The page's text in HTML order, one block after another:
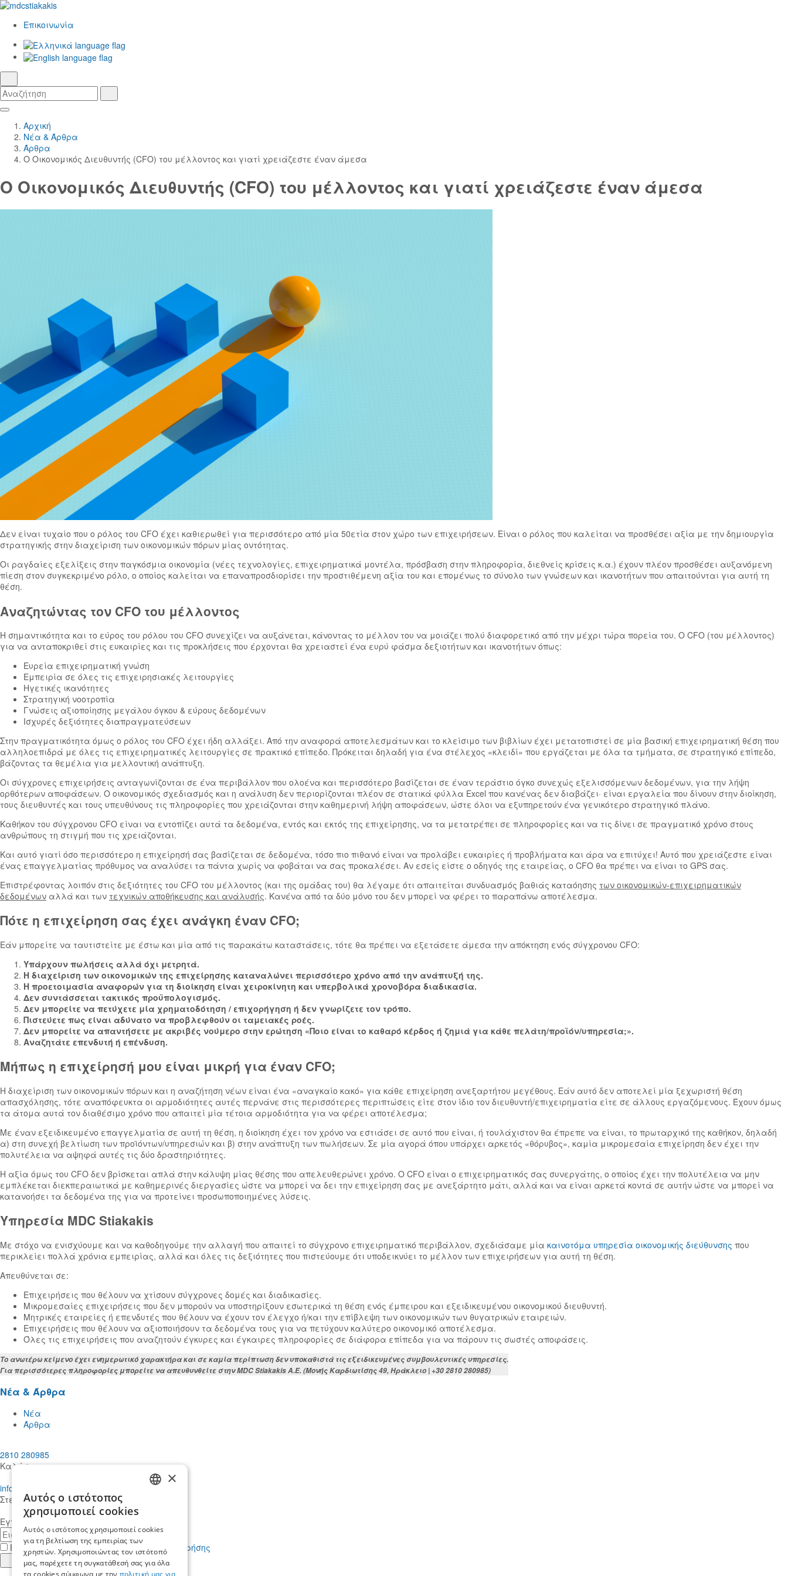
Επικοινωνία
Αναζήτηση
Skip
Main
Content
Κεντρική
Πλοήγηση
Αρχική
Νέα & Άρθρα
Άρθρα
Ο Οικονομικός Διευθυντής (CFO) του μέλλοντος και γιατί χρειάζεστε έναν άμεσα
Ο Οικονομικός Διευθυντής (CFO) του μέλλοντος και γιατί χρειάζεστε έναν άμεσα
Δεν είναι τυχαίο που ο ρόλος του CFO έχει καθιερωθεί για περισσότερο από μία 50ετία στον χώρο των επιχειρήσεων. Είναι ο ρόλος που καλείται να προσθέσει αξία με την δημιουργία
στρατηγικής στην διαχείριση των οικονομικών πόρων μίας οντότητας.
Οι ραγδαίες εξελίξεις στην παγκόσμια οικονομία (νέες τεχνολογίες, επιχειρηματικά μοντέλα, πρόσβαση στην πληροφορία, διεθνείς κρίσεις κ.α.) έχουν πλέον προσθέσει αυξανόμενη
πίεση στον συγκεκριμένο ρόλο, ο οποίος καλείται να επαναπροσδιορίσει την προστιθέμενη αξία του και επομένως το σύνολο των γνώσεων και ικανοτήτων που απαιτούνται για αυτή τη
θέση.
Αναζητώντας τον CFO του μέλλοντος
Η σημαντικότητα και το εύρος του ρόλου του CFO συνεχίζει να αυξάνεται, κάνοντας το μέλλον του να μοιάζει πολύ διαφορετικό από την μέχρι τώρα πορεία του. Ο CFO (του μέλλοντος)
για να ανταποκριθεί στις ευκαιρίες και τις προκλήσεις που έρχονται θα χρειαστεί ένα ευρύ φάσμα δεξιοτήτων και ικανοτήτων όπως:
Ευρεία επιχειρηματική γνώση
Εμπειρία σε όλες τις επιχειρησιακές λειτουργίες
Ηγετικές ικανότητες
Στρατηγική νοοτροπία
Γνώσεις αξιοποίησης μεγάλου όγκου & εύρους δεδομένων
Ισχυρές δεξιότητες διαπραγματεύσεων
Στην πραγματικότητα όμως ο ρόλος του CFO έχει ήδη αλλάξει. Από την αναφορά αποτελεσμάτων και το κλείσιμο των βιβλίων έχει μετατοπιστεί σε μία βασική επιχειρηματική θέση που
αλληλοεπιδρά με όλες τις επιχειρηματικές λειτουργίες σε πρακτικό επίπεδο. Πρόκειται δηλαδή για ένα στέλεχος «κλειδί» που εργάζεται με όλα τα τμήματα, σε στρατηγικό επίπεδο,
βάζοντας τα θεμέλια για μελλοντική ανάπτυξη.
Οι σύγχρονες επιχειρήσεις ανταγωνίζονται σε ένα περιβάλλον που ολοένα και περισσότερο βασίζεται σε έναν τεράστιο όγκο συνεχώς εξελισσόμενων δεδομένων, για την λήψη
ορθότερων αποφάσεων. Ο οικονομικός σχεδιασμός και η ανάλυση δεν περιορίζονται πλέον σε στατικά φύλλα Excel που κανένας δεν διαβάζει· είναι εργαλεία που δίνουν στην διοίκηση,
τους διευθυντές και τους υπευθύνους τις πληροφορίες που χρειάζονται στην καθημερινή λήψη αποφάσεων, ώστε όλοι να εξυπηρετούν ένα γενικότερο στρατηγικό πλάνο.
Καθήκον του σύγχρονου CFO είναι να εντοπίζει αυτά τα δεδομένα, εντός και εκτός της επιχείρησης, να τα μετατρέπει σε πληροφορίες και να τις δίνει σε πραγματικό χρόνο στους
ανθρώπους τη στιγμή που τις χρειάζονται.
Και αυτό γιατί όσο περισσότερο η επιχείρησή σας βασίζεται σε δεδομένα, τόσο πιο πιθανό είναι να προλάβει ευκαιρίες ή προβλήματα και άρα να επιτύχει! Αυτό που χρειάζεστε είναι
ένας επαγγελματίας πρόθυμος να αναλύσει τα πάντα χωρίς να φοβάται να σας προκαλέσει. Αν εσείς είστε ο οδηγός της εταιρείας, ο CFO θα πρέπει να είναι το GPS σας.
Επιστρέφοντας λοιπόν στις δεξιότητες του CFO του μέλλοντος (και της ομάδας του) θα λέγαμε ότι απαιτείται συνδυασμός βαθιάς καταόησης των οικονομικών-επιχειρηματικών
δεδομένων αλλά και των τεχνικών αποθήκευσης και ανάλυσής. Κανένα από τα δύο μόνο του δεν μπορεί να φέρει το παραπάνω αποτέλεσμα.
Πότε η επιχείρηση σας έχει ανάγκη έναν CFO;
Εάν μπορείτε να ταυτιστείτε με έστω και μία από τις παρακάτω καταστάσεις, τότε θα πρέπει να εξετάσετε άμεσα την απόκτηση ενός σύγχρονου CFO:
Υπάρχουν πωλήσεις αλλά όχι μετρητά.
Η διαχείριση των οικονομικών της επιχείρησης καταναλώνει περισσότερο χρόνο από την ανάπτυξή της.
Η προετοιμασία αναφορών για τη διοίκηση είναι χειροκίνητη και υπερβολικά χρονοβόρα διαδικασία.
Δεν συντάσσεται τακτικός προϋπολογισμός.
Δεν μπορείτε να πετύχετε μία χρηματοδότηση / επιχορήγηση ή δεν γνωρίζετε τον τρόπο.
Πιστεύετε πως είναι αδύνατο να προβλεφθούν οι ταμειακές ροές.
Δεν μπορείτε να απαντήσετε με ακριβές νούμερο στην ερώτηση «Ποιο είναι το καθαρό κέρδος ή ζημιά για κάθε πελάτη/προϊόν/υπηρεσία;».
Αναζητάτε επενδυτή ή επένδυση.
Μήπως η επιχείρησή μου είναι μικρή για έναν CFO;
Η διαχείριση των οικονομικών πόρων και η αναζήτηση νέων είναι ένα «αναγκαίο κακό» για κάθε επιχείρηση ανεξαρτήτου μεγέθους. Εάν αυτό δεν αποτελεί μία ξεχωριστή θέση
απασχόλησης, τότε αναπόφευκτα οι αρμοδιότητες αυτές περνάνε στις περισσότερες περιπτώσεις είτε στον ίδιο τον διευθυντή/επιχειρηματία είτε σε άλλους εργαζόμενους. Έχουν όμως
τα άτομα αυτά τον διαθέσιμο χρόνο που απαιτεί μία τέτοια αρμοδιότητα για να φέρει αποτέλεσμα;
Με έναν εξειδικευμένο επαγγελματία σε αυτή τη θέση, η διοίκηση έχει τον χρόνο να εστιάσει σε αυτό που είναι, ή τουλάχιστον θα έπρεπε να είναι, το πρωταρχικό της καθήκον, δηλαδή
α) στη συνεχή βελτίωση των προϊόντων/υπηρεσιών και β) στην ανάπτυξη των πωλήσεων. Σε μία αγορά όπου υπάρχει αρκετός «θόρυβος», καμία μικρομεσαία επιχείρηση δεν έχει την
πολυτέλεια να αψηφά αυτές τις δύο δραστηριότητες.
Η αξία όμως του CFO δεν βρίσκεται απλά στην κάλυψη μίας θέσης που απελευθερώνει χρόνο. Ο CFO είναι ο επιχειρηματικός σας συνεργάτης, ο οποίος έχει την πολυτέλεια να μην
εμπλέκεται διεκπεραιωτικά με καθημερινές διεργασίες ώστε να μπορεί να δει την επιχείρηση σας με ανεξάρτητο μάτι, αλλά και να είναι αρκετά κοντά σε αυτήν ώστε να μπορεί να
κατανοήσει τα δεδομένα της για να προτείνει προσωποποιημένες λύσεις.
Υπηρεσία MDC Stiakakis
Με στόχο να ενισχύουμε και να καθοδηγούμε την αλλαγή που απαιτεί το σύγχρονο επιχειρηματικό περιβάλλον, σχεδιάσαμε μία καινοτόμα υπηρεσία οικονομικής διεύθυνσης που
περικλείει πολλά χρόνια εμπειρίας, αλλά και όλες τις δεξιότητες που πιστεύουμε ότι υποδεικνύει το μέλλον των επιχειρήσεων για αυτή τη θέση.
Απευθύνεται σε:
Επιχειρήσεις που θέλουν να χτίσουν σύγχρονες δομές και διαδικασίες.
Μικρομεσαίες επιχειρήσεις που δεν μπορούν να υποστηρίξουν εσωτερικά τη θέση ενός έμπειρου και εξειδικευμένου οικονομικού διευθυντή.
Μητρικές εταιρείες ή επενδυτές που θέλουν να έχουν τον έλεγχο ή/και την επίβλεψη των οικονομικών των θυγατρικών εταιρειών.
Επιχειρήσεις που θέλουν να αξιοποιήσουν τα δεδομένα τους για να πετύχουν καλύτερο οικονομικό αποτέλεσμα.
Όλες τις επιχειρήσεις που αναζητούν έγκυρες και έγκαιρες πληροφορίες σε διάφορα επίπεδα για να πάρουν τις σωστές αποφάσεις.
Το ανωτέρω κείμενο έχει ενημερωτικό χαρακτήρα και σε καμία περίπτωση δεν υποκαθιστά τις εξειδικευμένες συμβουλευτικές υπηρεσίες.
Για περισσότερες πληροφορίες μπορείτε να απευθυνθείτε στην MDC Stiakakis Α.Ε. (Μονής Καρδιωτίσης 49, Ηράκλειο | +30 2810 280985)
Νέα & Άρθρα
Νέα
Άρθρα
2810 280985
Καλέστε μας
info@mdcstiakakis.gr
Στείλτε μας το μήνυμά σας
Εγγραφείτε στο Newsletter μας
E-
mailΈχω διαβάσει κι αποδέχομαι τους
όρους χρήσης
Εγγραφή
×
Αυτός ο ιστότοπος
χρησιμοποιεί cookies
Αυτός ο ιστότοπος χρησιμοποιεί cookies
για τη βελτίωση της εμπειρίας των
χρηστών. Χρησιμοποιώντας τον ιστότοπό
μας, παρέχετε τη συγκατάθεσή σας για όλα
τα cookies σύμφωνα με την πολιτική μας για